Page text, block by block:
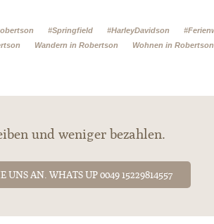
#Springfield #HarleyDavidson
Wandern in Robertson Wohnen in Robertson
und weniger bezahlen.
UNS AN. WHATS UP 0049 15229814557